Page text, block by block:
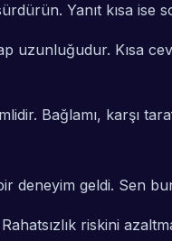
Yanıt kısa ise
uzunluğudur. Kısa
Bağlamı, karşı
deneyim geldi. Sen
riskini